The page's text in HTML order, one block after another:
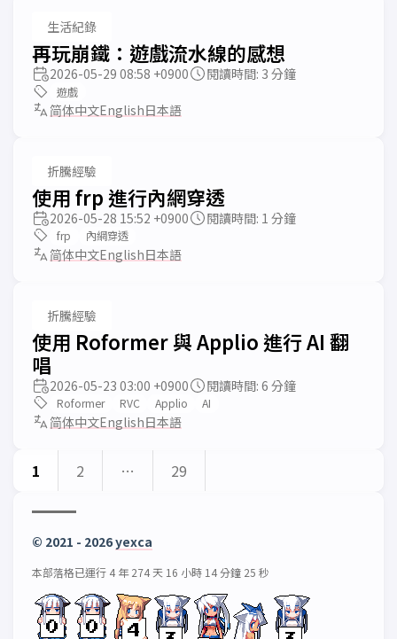
生活紀錄
再玩崩鐵：遊戲流水線的感想
2026-05-29 08:58 +0900 閱讀時間: 3 分鐘
遊戲
简体中文English日本語
折騰經驗
使用 frp 進行內網穿透
2026-05-28 15:52 +0900 閱讀時間: 1 分鐘
frp 內網穿透
简体中文English日本語
折騰經驗
使用 Roformer 與 Applio 進行 AI 翻
唱
2026-05-23 03:00 +0900 閱讀時間: 6 分鐘
Roformer RVC Applio AI
简体中文English日本語
1 2 … 29
© 2021 - 2026yexca
本部落格已運行 4 年 274 天 16 小時 14 分鐘 25 秒